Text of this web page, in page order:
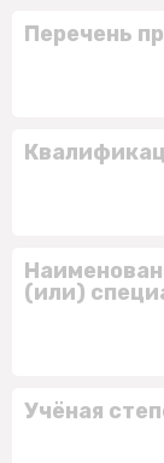
Перечень
(или)
Учёная